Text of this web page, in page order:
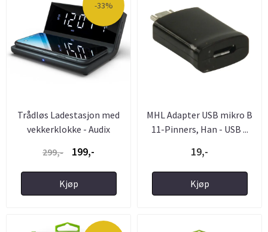
-33%
Trådløs Ladestasjon med
vekkerklokke - Audix
299,-
199,-
Kjøp
MHL Adapter USB mikro B
11-Pinners, Han - USB ...
19,-
Kjøp